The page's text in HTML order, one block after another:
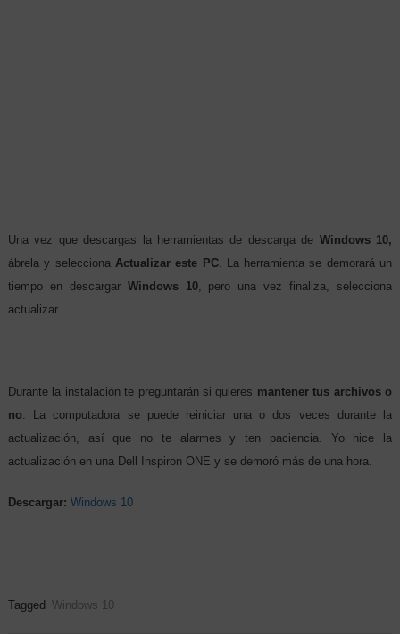
Una vez que descargas la herramientas de descarga de Windows 10,
ábrela y selecciona Actualizar este PC. La herramienta se demorará un
tiempo en descargar Windows 10, pero una vez finaliza, selecciona
actualizar.
Durante la instalación te preguntarán si quieres mantener tus archivos o
no . La computadora se puede reiniciar una o dos veces durante la
actualización, así que no te alarmes y ten paciencia. Yo hice la
actualización en una Dell Inspiron ONE y se demoró más de una hora.
Descargar: Windows 10
Tagged Windows 10